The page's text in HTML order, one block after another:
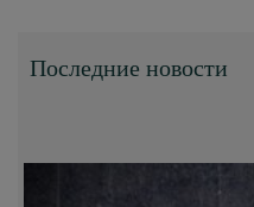
Последние новости